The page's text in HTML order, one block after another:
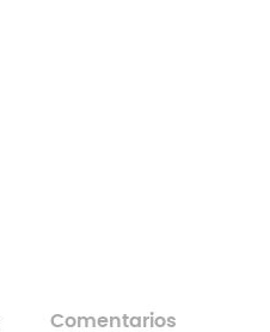
Comentarios